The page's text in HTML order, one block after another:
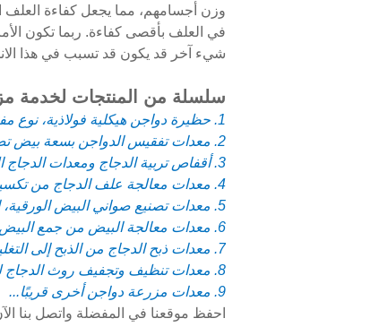
وزن أجسامهم، مما يجعل كفاءة العلف
في العلف بأقصى كفاءة. ربما تكون
شيء آخر قد يكون قد تسبب في هذا
سلسلة من المنتجات لخدمة
1. حظيرة دواجن هيكلية فولاذية، نوع مفتوح للبلدان الحارة ونوع مغلق للبلدان الباردة
2. معدات تفقيس الدواجن بسعة بيض تصل إلى 120،000+ لتصبح حظيرة تفقيس
3. أقفاص تربية الدجاج ومعدات الدجاج البياض، وصيصان عمر يوم، وحاضنات، ودجاج التسمين، وأمهات الدجاج
4. معدات معالجة علف الدجاج من تكسير وخلط العلف إلى التخزين وإطعام الدجاج
5. معدات تصنيع صواني البيض الورقية، الإنتاج من 1000 صينية في الساعة إلى 6000 صينية في الساعة
6. معدات معالجة البيض من جمع البيض الآلي إلى تعبئة البيض في الصواني
7. معدات ذبح الدجاج من الذبح إلى التغليف الفراغي
8. معدات تنظيف وتجفيف روث الدجاج للتحكم في محتوى الماء في روث الدجاج بين 10٪ و40٪
9. معدات مزرعة دواجن أخرى قريبًا...
احفظ موقعنا في المفضلة واتصل بنا